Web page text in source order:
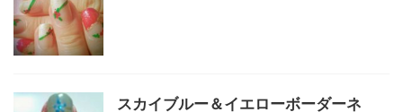
スカイブルー＆イエローボーダーネ